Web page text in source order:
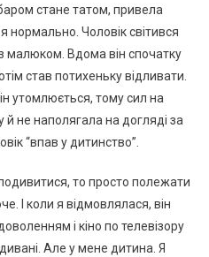
стане татом, привела
нормально. Чоловік світився
малюком. Вдома він спочатку
став потихеньку відливати.
утомлюється, тому сил на
не наполягала на догляді за
“впав у дитинство”.
то просто полежати
І коли я відмовлялася, він
і кіно по телевізору
Але у мене дитина. Я